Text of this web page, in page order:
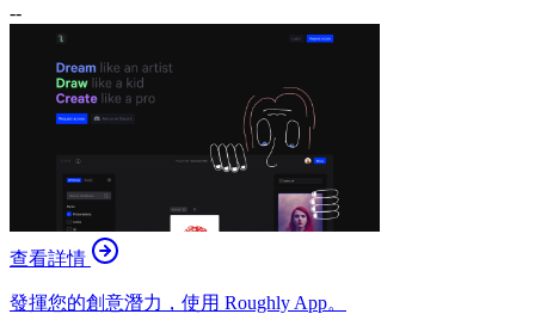
--
查看詳情
發揮您的創意潛力，使用 Roughly App。